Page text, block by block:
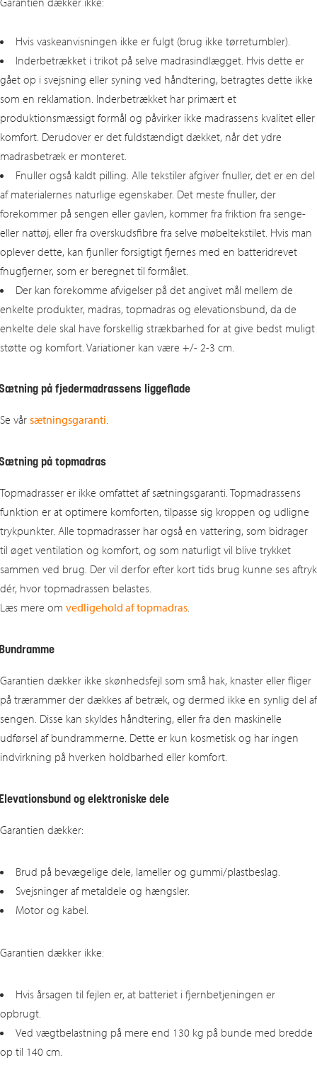
Hvis vaskeanvisningen ikke er fulgt (brug ikke tørretumbler).
Inderbetrækket i trikot på selve madrasindlægget. Hvis dette er
gået op i svejsning eller syning ved håndtering, betragtes dette ikke
som en reklamation. Inderbetrækket har primært et
produktionsmæssigt formål og påvirker ikke madrassens kvalitet eller
komfort. Derudover er det fuldstændigt dækket, når det ydre
madrasbetræk er monteret.
Fnuller også kaldt pilling. Alle tekstiler afgiver fnuller, det er en del
af materialernes naturlige egenskaber. Det meste fnuller, der
forekommer på sengen eller gavlen, kommer fra friktion fra senge-
eller nattøj, eller fra overskudsfibre fra selve møbeltekstilet. Hvis man
oplever dette, kan fjunller forsigtigt fjernes med en batteridrevet
fnugfjerner, som er beregnet til formålet.
Der kan forekomme afvigelser på det angivet mål mellem de
enkelte produkter, madras, topmadras og elevationsbund, da de
enkelte dele skal have forskellig strækbarhed for at give bedst muligt
støtte og komfort. Variationer kan være +/- 2-3 cm.
på fjedermadrassens liggeflade
Se vår sætningsgaranti.
på topmadras
Topmadrasser er ikke omfattet af sætningsgaranti. Topmadrassens
funktion er at optimere komforten, tilpasse sig kroppen og udligne
trykpunkter. Alle topmadrasser har også en vattering, som bidrager
til øget ventilation og komfort, og som naturligt vil blive trykket
sammen ved brug. Der vil derfor efter kort tids brug kunne ses aftryk
dér, hvor topmadrassen belastes.
Læs mere om vedligehold af topmadras.
Garantien dækker ikke skønhedsfejl som små hak, knaster eller fliger
på trærammer der dækkes af betræk, og dermed ikke en synlig del af
sengen. Disse kan skyldes håndtering, eller fra den maskinelle
udførsel af bundrammerne. Dette er kun kosmetisk og har ingen
indvirkning på hverken holdbarhed eller komfort.
og elektroniske dele
Garantien dækker:
Brud på bevægelige dele, lameller og gummi/plastbeslag.
Svejsninger af metaldele og hængsler.
Motor og kabel.
Garantien dækker ikke:
Hvis årsagen til fejlen er, at batteriet i fjernbetjeningen er
opbrugt.
Ved vægtbelastning på mere end 130 kg på bunde med bredde
op til 140 cm.